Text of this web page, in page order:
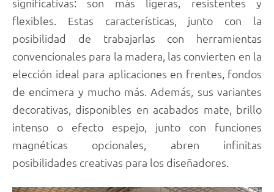
flexibles. Estas características, junto con la
posibilidad de trabajarlas con herramientas
convencionales para la madera, las convierten en la
elección ideal para aplicaciones en frentes, fondos
de encimera y mucho más. Además, sus variantes
decorativas, disponibles en acabados mate, brillo
intenso o efecto espejo, junto con funciones
magnéticas opcionales, abren infinitas
posibilidades creativas para los diseñadores.